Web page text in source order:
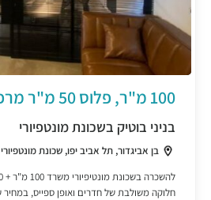
100 מ"ר, פלוס 50 מ"ר מרפסת מדה...
בניני בוטיק בשכונת מונטפיורי
בן אביגדור, תל אביב יפו, שכונת מונטפיורי